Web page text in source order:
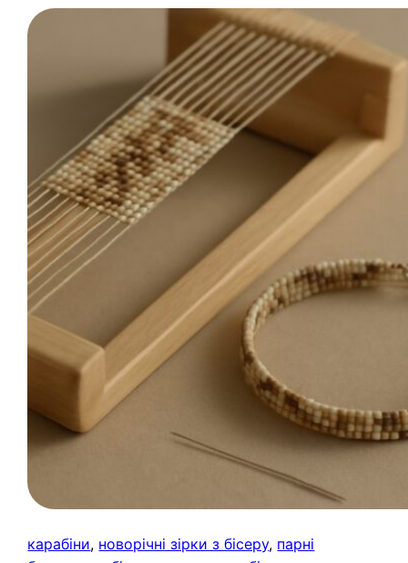
карабіни, новорічні зірки з бісеру, парні